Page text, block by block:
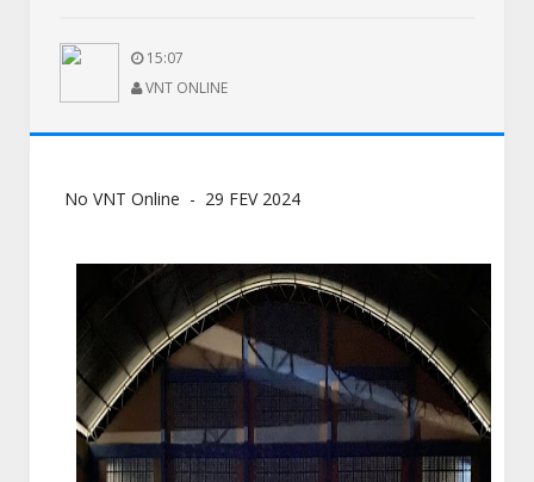
15:07
VNT ONLINE
No VNT Online - 29 FEV 2024